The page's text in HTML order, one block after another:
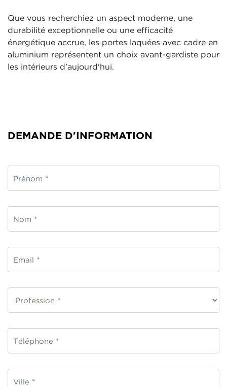
Que vous recherchiez un aspect moderne, une
durabilité exceptionnelle ou une efficacité
énergétique accrue, les portes laquées avec cadre en
aluminium représentent un choix avant-gardiste pour
les intérieurs d'aujourd'hui.
DEMANDE D'INFORMATION